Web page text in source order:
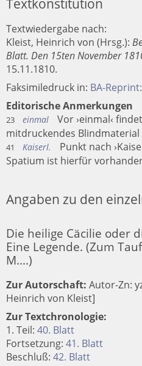
Textkonstitution
Textwiedergabe nach:
Kleist, Heinrich von (Hrsg.):
Blatt. Den 15ten November
15.11.1810.
Faksimiledruck in: BA-
Editorische Anmerkungen
23 einmal
Vor ›einmal‹
mitdruckendes Blindmaterial
41 Kaiserl.
Punkt nach
Spatium ist hierfür
Angaben zu den
Die heilige Cäcilie oder
Eine Legende. (Zum
M....)
Zur Autorschaft: Autor-Zn:
Heinrich von Kleist]
Zur Textchronologie:
1. Teil: 40. Blatt
Fortsetzung: 41. Blatt
Beschluß: 42. Blatt